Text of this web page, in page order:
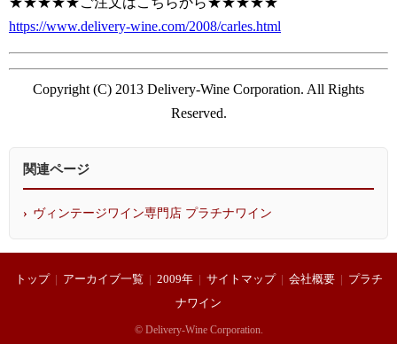
https://www.delivery-wine.com/2008/carles.html
Copyright (C) 2013 Delivery-Wine Corporation. All Rights
Reserved.
関連ページ
ヴィンテージワイン専門店 プラチナワイン
トップ | アーカイブ一覧 | 2009年 | サイトマップ | 会社概要 | プラチ
ナワイン
© Delivery-Wine Corporation.